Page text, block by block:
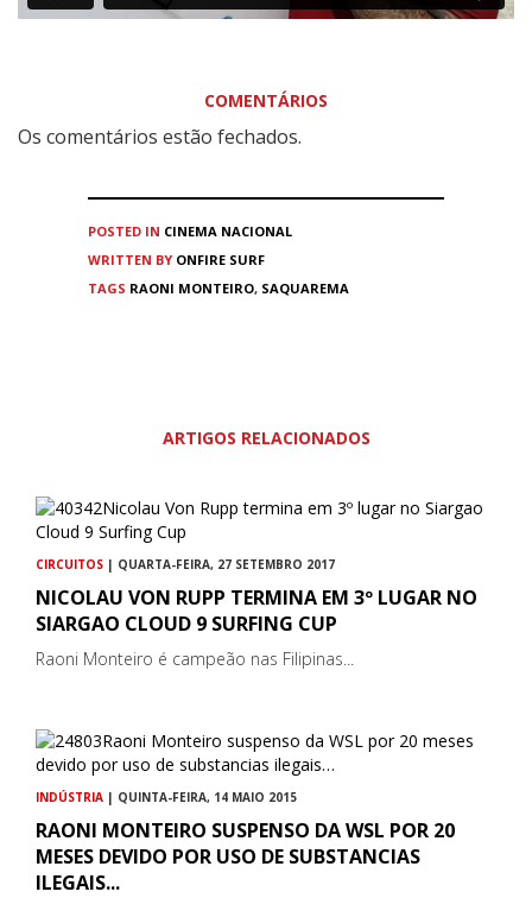
COMENTÁRIOS
Os comentários estão fechados.
POSTED IN CINEMA NACIONAL
WRITTEN BY ONFIRE SURF
TAGS RAONI MONTEIRO, SAQUAREMA
ARTIGOS RELACIONADOS
CIRCUITOS | QUARTA-FEIRA, 27 SETEMBRO 2017
NICOLAU VON RUPP TERMINA EM 3º LUGAR NO
SIARGAO CLOUD 9 SURFING CUP
Raoni Monteiro é campeão nas Filipinas...
INDÚSTRIA | QUINTA-FEIRA, 14 MAIO 2015
RAONI MONTEIRO SUSPENSO DA WSL POR 20
MESES DEVIDO POR USO DE SUBSTANCIAS
ILEGAIS...